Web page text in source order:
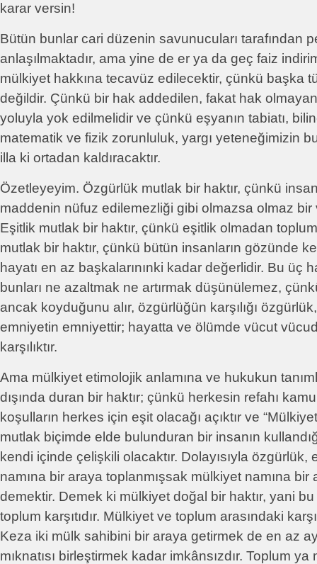
karar versin!
Bütün bunlar cari düzenin savunucuları tarafından
anlaşılmaktadır, ama yine de er ya da geç faiz
mülkiyet hakkına tecavüz edilecektir, çünkü başka
değildir. Çünkü bir hak addedilen, fakat hak
yoluyla yok edilmelidir ve çünkü eşyanın tabiatı,
matematik ve fizik zorunluluk, yargı yeteneğimizin bu
illa ki ortadan kaldıracaktır.
Özetleyeyim. Özgürlük mutlak bir haktır, çünkü
maddenin nüfuz edilemezliği gibi olmazsa olmaz bir
Eşitlik mutlak bir haktır, çünkü eşitlik olmadan
mutlak bir haktır, çünkü bütün insanların gözünde
hayatı en az başkalarınınki kadar değerlidir. Bu üç
bunları ne azaltmak ne artırmak düşünülemez,
ancak koyduğunu alır, özgürlüğün karşılığı
emniyetin emniyettir; hayatta ve ölümde vücut
karşılıktır.
Ama mülkiyet etimolojik anlamına ve hukukun
dışında duran bir haktır; çünkü herkesin refahı
koşulların herkes için eşit olacağı açıktır ve
mutlak biçimde elde bulunduran bir insanın
kendi içinde çelişkili olacaktır. Dolayısıyla özgürlük,
namına bir araya toplanmışsak mülkiyet namına bir
demektir. Demek ki mülkiyet doğal bir haktır, yani
toplum karşıtıdır. Mülkiyet ve toplum arasındaki
Keza iki mülk sahibini bir araya getirmek de en az
mıknatısı birleştirmek kadar imkânsızdır. Toplum